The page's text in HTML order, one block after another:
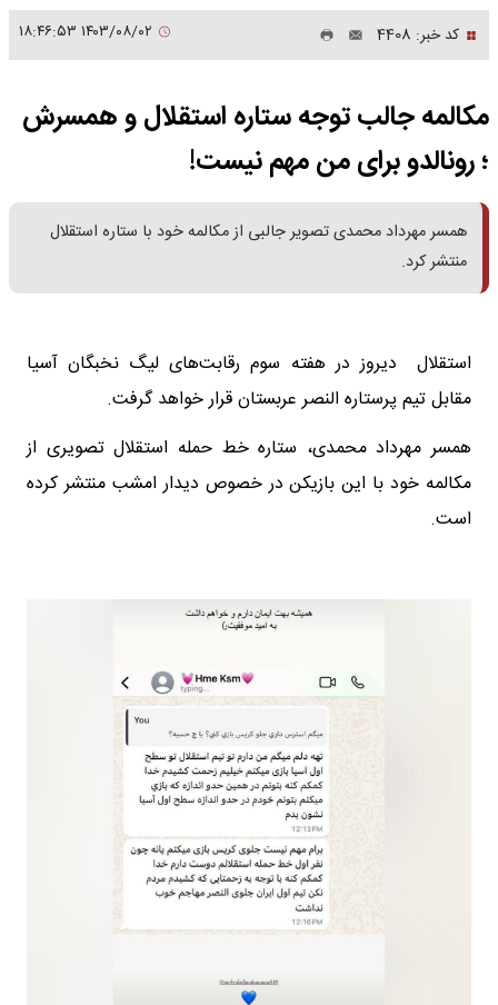
کد خبر: 4408
مکالمه جالب توجه ستاره استقلال و همسرش
؛ رونالدو برای من مهم نیست!
همسر مهرداد محمدی تصویر جالبی از مکالمه خود با ستاره استقلال
منتشر کرد.
استقلال دیروز در هفته سوم رقابت‌های لیگ نخبگان آسیا
مقابل تیم پرستاره النصر عربستان قرار خواهد گرفت.
همسر مهرداد محمدی، ستاره خط حمله استقلال تصویری از
مکالمه خود با این بازیکن در خصوص دیدار امشب منتشر کرده
است.